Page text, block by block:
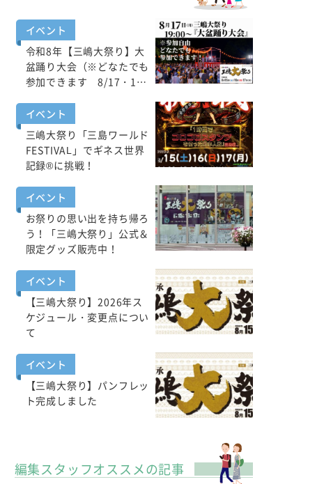
イベント
令和8年【三嶋大祭り】大
盆踊り大会（※どなたでも
参加できます 8/17・1…
イベント
三嶋大祭り「三島ワールド
FESTIVAL」でギネス世界
記録®に挑戦！
イベント
お祭りの思い出を持ち帰ろ
う！「三嶋大祭り」公式＆
限定グッズ販売中！
イベント
【三嶋大祭り】2026年ス
ケジュール・変更点につい
て
イベント
【三嶋大祭り】パンフレッ
ト完成しました
編集スタッフオススメの記事